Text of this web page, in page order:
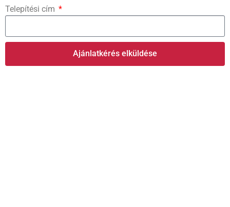
Telepítési cím
Ajánlatkérés elküldése